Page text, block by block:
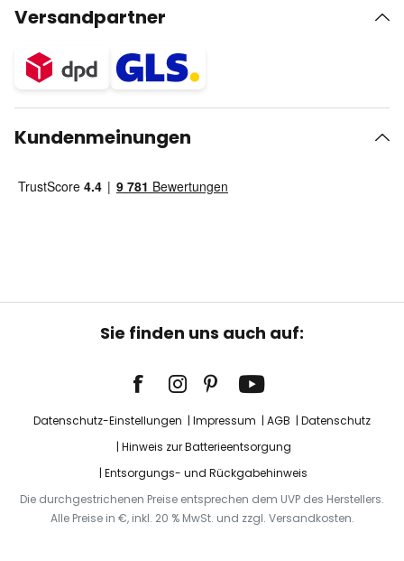
Versandpartner
Kundenmeinungen
Sie finden uns auch auf:
Datenschutz-Einstellungen Impressum AGB
Datenschutz
Hinweis zur Batterieentsorgung
Entsorgungs- und Rückgabehinweis
Die durchgestrichenen Preise entsprechen dem UVP des Herstellers.
Alle Preise in €, inkl. 20 % MwSt. und zzgl. Versandkosten.